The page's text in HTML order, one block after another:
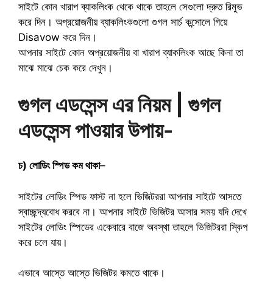
সাইটে কোন খারাপ ব্যাকলিংক থেকে থাকে তাহলে সেগুলো দ্রুত রিমুভ
করে দিন। অপ্রয়োজনীয় ব্যাকলিংকগুলো গুগল সার্চ কন্সোলে গিয়ে
Disavow করে দিন।
আপনার সাইটে কোন অপ্রয়োজনীয় বা খারাপ ব্যাকলিংক আছে কিনা তা
মাঝে মাঝে চেক করে দেখুন।
গুগল এডসেন্স এর নিয়ম | গুগল
এডসেন্স পাওয়ার উপায়-
চ) লোডিং স্পিড কম থাকা–
সাইটের লোডিং স্পিড ফাস্ট না হলে ভিজিটররা আপনার সাইটে আসতে
স্বাচ্ছন্দ্যবোধ করবে না। আপনার সাইটে ভিজিটর আসার সময় যদি দেখে
সাইটের লোডিং স্পিডের একেবারে বাজে অবস্থা তাহলে ভিজিটররা স্কিপ
করে চলে যায়।
এভাবে আস্তে আস্তে ভিজিটর কমতে থাকে।